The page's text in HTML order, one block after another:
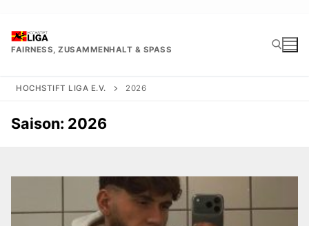
springen
FAIRNESS, ZUSAMMENHALT & SPASS
HOCHSTIFT LIGA E.V. 2026
Saison: 2026